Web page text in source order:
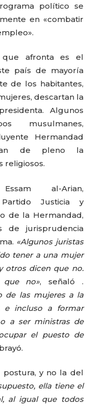
político se
en «combatir
que afronta es el
país de mayoría
de los habitantes,
descartan la
Algunos
musulmanes,
Hermandad
de pleno la
religiosos.
al-Arian,
Justicia y
de la Hermandad,
de jurisprudencia
«Algunos juristas
tener a una mujer
otros dicen que no.
que no», señaló .
de las mujeres a la
e incluso a formar
a ser ministras de
el puesto de
postura, y no la del
ella tiene el
al igual que todos